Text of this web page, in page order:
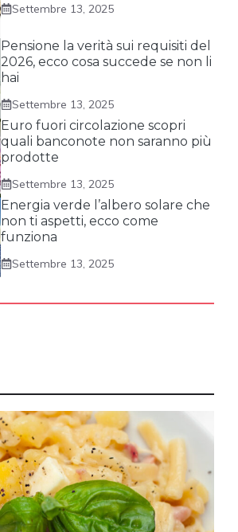
Settembre 13, 2025
Pensione la verità sui requisiti del
2026, ecco cosa succede se non li
hai
Settembre 13, 2025
Euro fuori circolazione scopri
quali banconote non saranno più
prodotte
Settembre 13, 2025
Energia verde l’albero solare che
non ti aspetti, ecco come
funziona
Settembre 13, 2025